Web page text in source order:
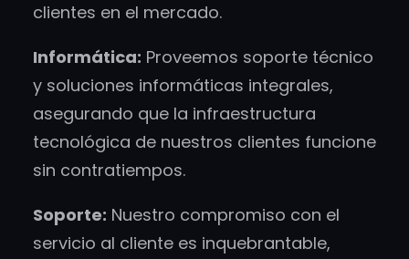
clientes en el mercado.
Informática: Proveemos soporte técnico
y soluciones informáticas integrales,
asegurando que la infraestructura
tecnológica de nuestros clientes funcione
sin contratiempos.
Soporte: Nuestro compromiso con el
servicio al cliente es inquebrantable,